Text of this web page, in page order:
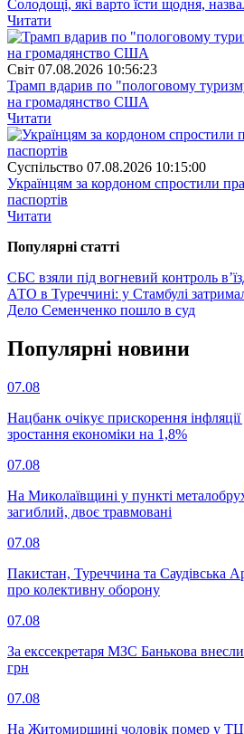
Солодощі, які варто їсти щодня,
Читати
Свiт 07.08.2026 10:56:23
Трамп вдарив по "пологовому
на громадянство США
Читати
Суспiльство 07.08.2026 10:15:00
Українцям за кордоном спростили
паспортів
Читати
Популярнi статтi
СБС взяли під вогневий контроль
АТО в Туреччині: у Стамбулі
Дело Семенченко пошло в суд
Популярнi новини
07.08
Нацбанк очікує прискорення
зростання економіки на 1,8%
07.08
На Миколаївщині у пункті
загиблий, двоє травмовані
07.08
Пакистан, Туреччина та Саудівська
про колективну оборону
07.08
За екссекретаря МЗС Банькова внесли
грн
07.08
На Житомирщині чоловік помер у